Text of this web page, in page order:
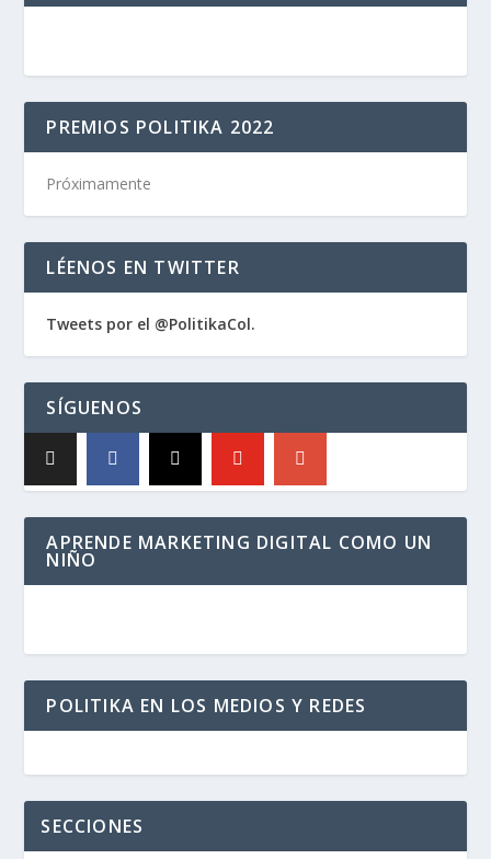
PREMIOS POLITIKA 2022
Próximamente
LÉENOS EN TWITTER
Tweets por el @PolitikaCol.
SÍGUENOS
APRENDE MARKETING DIGITAL COMO UN
NIÑO
POLITIKA EN LOS MEDIOS Y REDES
SECCIONES